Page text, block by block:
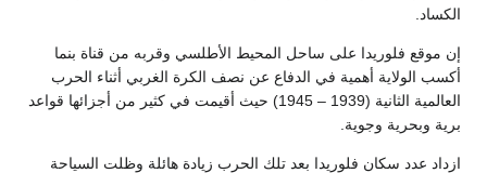
وقربه من قناة بنما
الغربي أثناء الحرب
حيث أقيمت في كثير من أجزائها قواعد
هائلة وظلت السياحة